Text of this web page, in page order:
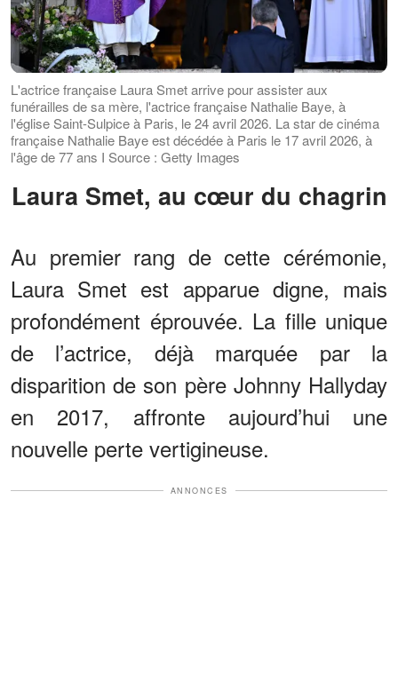
L'actrice française Laura Smet arrive pour assister aux
funérailles de sa mère, l'actrice française Nathalie Baye, à
l'église Saint-Sulpice à Paris, le 24 avril 2026. La star de cinéma
française Nathalie Baye est décédée à Paris le 17 avril 2026, à
l'âge de 77 ans I Source : Getty Images
Laura Smet, au cœur du chagrin
Au premier rang de cette cérémonie,
Laura Smet est apparue digne, mais
profondément éprouvée. La fille unique
de l’actrice, déjà marquée par la
disparition de son père Johnny Hallyday
en 2017, affronte aujourd’hui une
nouvelle perte vertigineuse.
ANNONCES